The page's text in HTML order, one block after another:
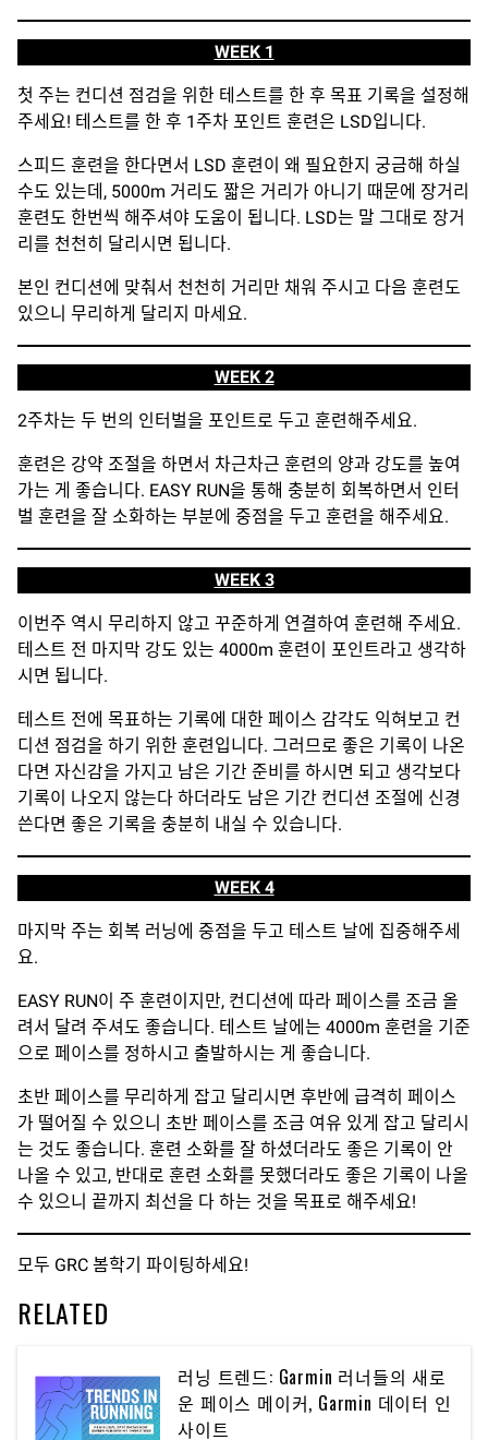
WEEK 1
첫 주는 컨디션 점검을 위한 테스트를 한 후 목표 기록을 설정해
주세요! 테스트를 한 후 1주차 포인트 훈련은 LSD입니다.
스피드 훈련을 한다면서 LSD 훈련이 왜 필요한지 궁금해 하실
수도 있는데, 5000m 거리도 짧은 거리가 아니기 때문에 장거리
훈련도 한번씩 해주셔야 도움이 됩니다. LSD는 말 그대로 장거
리를 천천히 달리시면 됩니다.
본인 컨디션에 맞춰서 천천히 거리만 채워 주시고 다음 훈련도
있으니 무리하게 달리지 마세요.
WEEK 2
2주차는 두 번의 인터벌을 포인트로 두고 훈련해주세요.
훈련은 강약 조절을 하면서 차근차근 훈련의 양과 강도를 높여
가는 게 좋습니다. EASY RUN을 통해 충분히 회복하면서 인터
벌 훈련을 잘 소화하는 부분에 중점을 두고 훈련을 해주세요.
WEEK 3
이번주 역시 무리하지 않고 꾸준하게 연결하여 훈련해 주세요.
테스트 전 마지막 강도 있는 4000m 훈련이 포인트라고 생각하
시면 됩니다.
테스트 전에 목표하는 기록에 대한 페이스 감각도 익혀보고 컨
디션 점검을 하기 위한 훈련입니다. 그러므로 좋은 기록이 나온
다면 자신감을 가지고 남은 기간 준비를 하시면 되고 생각보다
기록이 나오지 않는다 하더라도 남은 기간 컨디션 조절에 신경
쓴다면 좋은 기록을 충분히 내실 수 있습니다.
WEEK 4
마지막 주는 회복 러닝에 중점을 두고 테스트 날에 집중해주세
요.
EASY RUN이 주 훈련이지만, 컨디션에 따라 페이스를 조금 올
려서 달려 주셔도 좋습니다. 테스트 날에는 4000m 훈련을 기준
으로 페이스를 정하시고 출발하시는 게 좋습니다.
초반 페이스를 무리하게 잡고 달리시면 후반에 급격히 페이스
가 떨어질 수 있으니 초반 페이스를 조금 여유 있게 잡고 달리시
는 것도 좋습니다. 훈련 소화를 잘 하셨더라도 좋은 기록이 안
나올 수 있고, 반대로 훈련 소화를 못했더라도 좋은 기록이 나올
수 있으니 끝까지 최선을 다 하는 것을 목표로 해주세요!
모두 GRC 봄학기 파이팅하세요!
RELATED
러닝 트렌드: Garmin 러너들의 새로
운 페이스 메이커, Garmin 데이터 인
사이트